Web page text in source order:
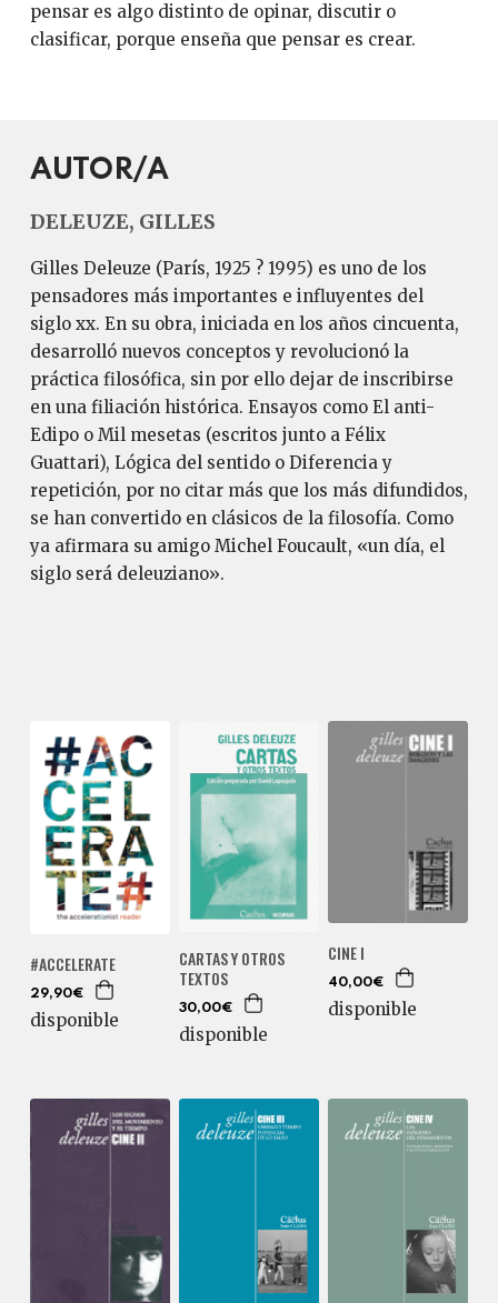
pensar es algo distinto de opinar, discutir o
clasificar, porque enseña que pensar es crear.
AUTOR/A
DELEUZE, GILLES
Gilles Deleuze (París, 1925 ? 1995) es uno de los
pensadores más importantes e influyentes del
siglo xx. En su obra, iniciada en los años cincuenta,
desarrolló nuevos conceptos y revolucionó la
práctica filosófica, sin por ello dejar de inscribirse
en una filiación histórica. Ensayos como El anti-
Edipo o Mil mesetas (escritos junto a Félix
Guattari), Lógica del sentido o Diferencia y
repetición, por no citar más que los más difundidos,
se han convertido en clásicos de la filosofía. Como
ya afirmara su amigo Michel Foucault, «un día, el
siglo será deleuziano».
#ACCELERATE
29,90€
disponible
CARTAS Y OTROS
TEXTOS
30,00€
disponible
CINE I
40,00€
disponible